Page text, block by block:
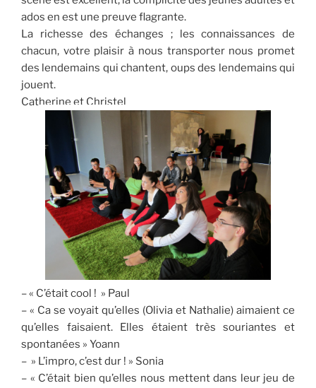
ados en est une preuve flagrante.
La richesse des échanges ; les connaissances de
chacun, votre plaisir à nous transporter nous promet
des lendemains qui chantent, oups des lendemains qui
jouent.
Catherine et Christel
– « C’était cool ! » Paul
– « Ca se voyait qu’elles (Olivia et Nathalie) aimaient ce
qu’elles faisaient. Elles étaient très souriantes et
spontanées » Yoann
– » L’impro, c’est dur ! » Sonia
– « C’était bien qu’elles nous mettent dans leur jeu de